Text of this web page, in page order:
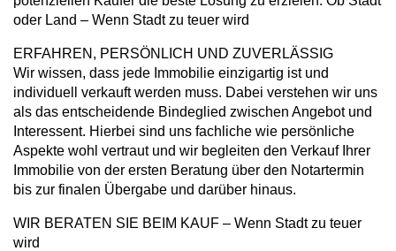
oder Land – Wenn Stadt zu teuer wird
ERFAHREN, PERSÖNLICH UND ZUVERLÄSSIG
Wir wissen, dass jede Immobilie einzigartig ist und
individuell verkauft werden muss. Dabei verstehen wir uns
als das entscheidende Bindeglied zwischen Angebot und
Interessent. Hierbei sind uns fachliche wie persönliche
Aspekte wohl vertraut und wir begleiten den Verkauf Ihrer
Immobilie von der ersten Beratung über den Notartermin
bis zur finalen Übergabe und darüber hinaus.
WIR BERATEN SIE BEIM KAUF – Wenn Stadt zu teuer
wird